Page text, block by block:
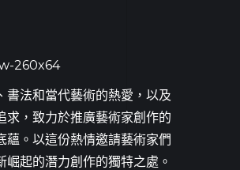
書法和當代藝術的熱愛，以及
求，致力於推廣藝術家創作的
蘊。以這份熱情邀請藝術家們
崛起的潛力創作的獨特之處。